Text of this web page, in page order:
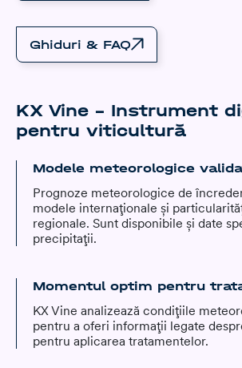
Ghiduri & FAQ
KX Vine – Instrument
pentru viticultură
Modele meteorologice
Prognoze meteorologice de
modele internaționale și
regionale. Sunt disponibile și date
precipitații.
Momentul optim pentru
KX Vine analizează condițiile
pentru a oferi informații legate
pentru aplicarea tratamentelor.